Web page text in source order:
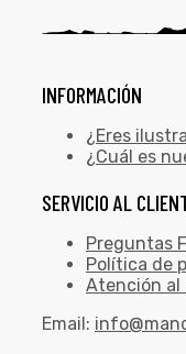
INFORMACIÓN
¿Eres
¿Cuál es
SERVICIO AL
Preguntas
Política de
Atención al
Email: